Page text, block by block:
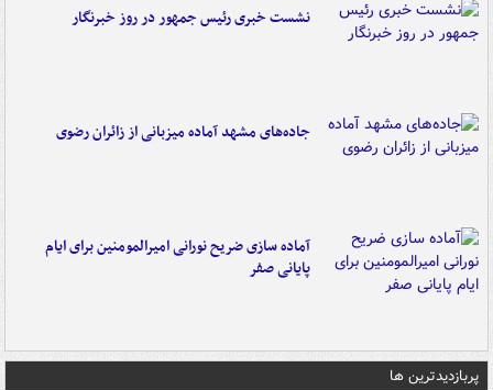
نشست خبری رئیس جمهور در روز خبرنگار
جاده‌های مشهد آماده میزبانی از زائران رضوی
آماده سازی ضریح نورانی امیرالمومنین برای ایام
پایانی صفر
پربازدیدترین ها